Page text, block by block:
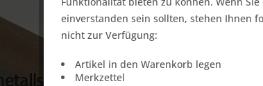
einverstanden sein sollten, stehen Ihnen
nicht zur Verfügung:
Artikel in den Warenkorb legen
Merkzettel